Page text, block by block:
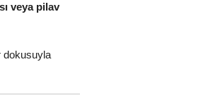
veya pilav
dokusuyla